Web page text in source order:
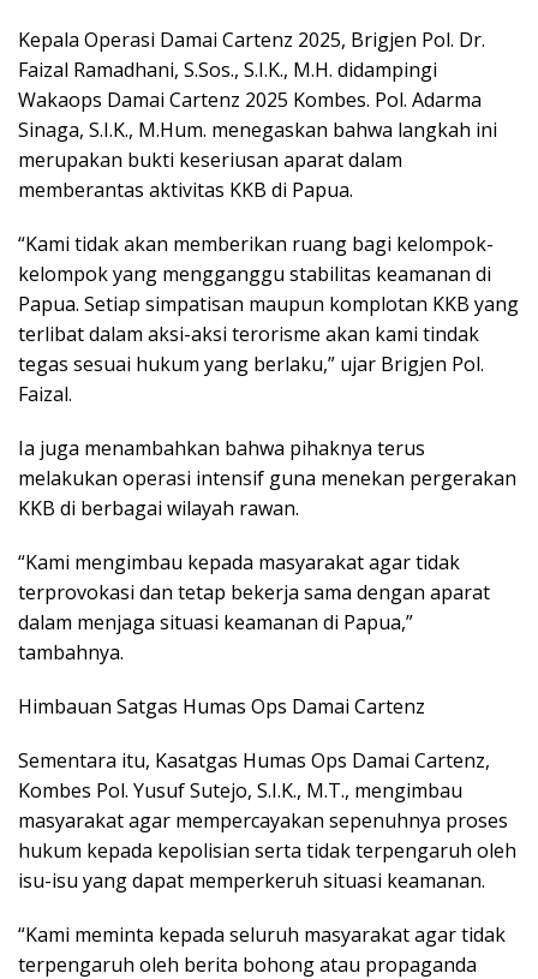
Kepala Operasi Damai Cartenz 2025, Brigjen Pol. Dr.
Faizal Ramadhani, S.Sos., S.I.K., M.H. didampingi
Wakaops Damai Cartenz 2025 Kombes. Pol. Adarma
Sinaga, S.I.K., M.Hum. menegaskan bahwa langkah ini
merupakan bukti keseriusan aparat dalam
memberantas aktivitas KKB di Papua.
“Kami tidak akan memberikan ruang bagi kelompok-
kelompok yang mengganggu stabilitas keamanan di
Papua. Setiap simpatisan maupun komplotan KKB yang
terlibat dalam aksi-aksi terorisme akan kami tindak
tegas sesuai hukum yang berlaku,” ujar Brigjen Pol.
Faizal.
Ia juga menambahkan bahwa pihaknya terus
melakukan operasi intensif guna menekan pergerakan
KKB di berbagai wilayah rawan.
“Kami mengimbau kepada masyarakat agar tidak
terprovokasi dan tetap bekerja sama dengan aparat
dalam menjaga situasi keamanan di Papua,”
tambahnya.
Himbauan Satgas Humas Ops Damai Cartenz
Sementara itu, Kasatgas Humas Ops Damai Cartenz,
Kombes Pol. Yusuf Sutejo, S.I.K., M.T., mengimbau
masyarakat agar mempercayakan sepenuhnya proses
hukum kepada kepolisian serta tidak terpengaruh oleh
isu-isu yang dapat memperkeruh situasi keamanan.
“Kami meminta kepada seluruh masyarakat agar tidak
terpengaruh oleh berita bohong atau propaganda